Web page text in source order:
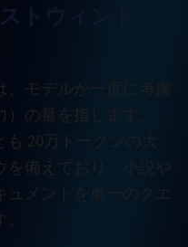
トウィンド
、モデルが一度に考慮
の量を指します。
も 20万トークンの大
を備えており、小説や
メントを単一のクエ